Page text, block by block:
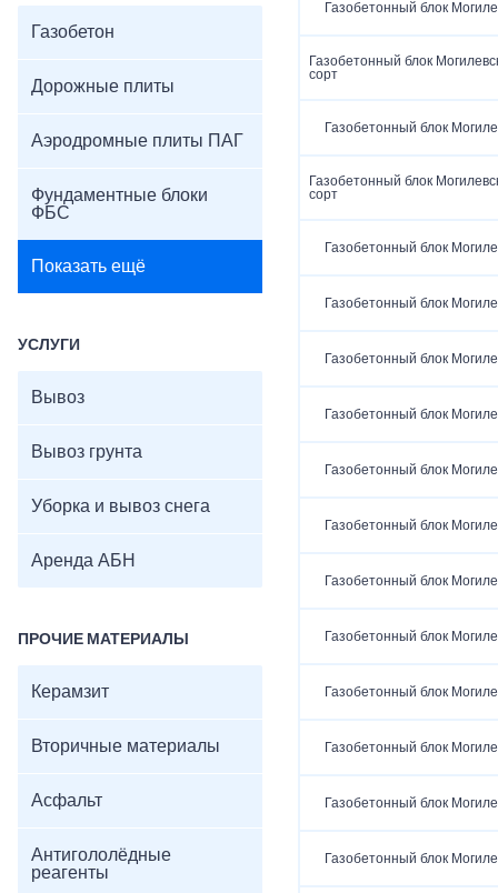
Газобетон
Дорожные плиты
Аэродромные плиты ПАГ
Фундаментные блоки
ФБС
Показать ещё
УСЛУГИ
Вывоз
Вывоз грунта
Уборка и вывоз снега
Аренда АБН
ПРОЧИЕ МАТЕРИАЛЫ
Керамзит
Вторичные материалы
Асфальт
Антигололёдные
реагенты
Газобетонный блок
Газобетонный блок
сорт
Газобетонный блок
Газобетонный блок
сорт
Газобетонный блок
Газобетонный блок
Газобетонный блок
Газобетонный блок
Газобетонный блок
Газобетонный блок
Газобетонный блок
Газобетонный блок
Газобетонный блок
Газобетонный блок
Газобетонный блок
Газобетонный блок